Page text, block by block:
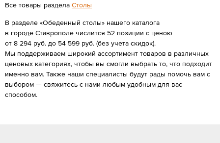
Все товары раздела Столы
В разделе «Обеденный столы» нашего каталога
в городе Ставрополе числится 52 позиции с ценою
от 8 294 руб. до 54 599 руб. (без учета скидок).
Мы поддерживаем широкий ассортимент товаров в различных
ценовых категориях, чтобы вы смогли выбрать то, что подходит
именно вам. Также наши специалисты будут рады помочь вам с
выбором — свяжитесь с нами любым удобным для вас
способом.